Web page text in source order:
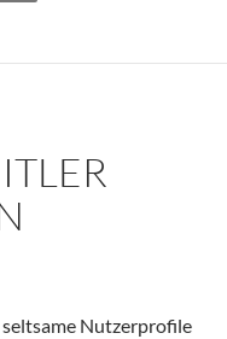
Nutzerprofile